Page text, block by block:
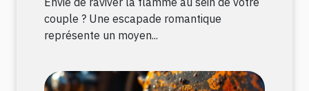
couple ? Une escapade romantique
représente un moyen...